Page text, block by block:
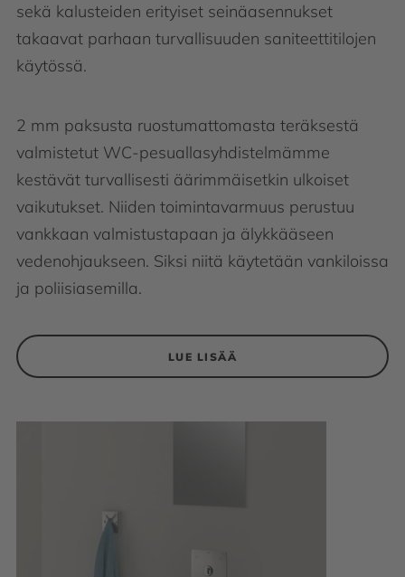
sekä kalusteiden erityiset seinäasennukset
takaavat parhaan turvallisuuden saniteettitilojen
käytössä.
2 mm paksusta ruostumattomasta teräksestä
valmistetut WC-pesuallasyhdistelmämme
kestävät turvallisesti äärimmäisetkin ulkoiset
vaikutukset. Niiden toimintavarmuus perustuu
vankkaan valmistustapaan ja älykkääseen
vedenohjaukseen. Siksi niitä käytetään vankiloissa
ja poliisiasemilla.
LUE LISÄÄ